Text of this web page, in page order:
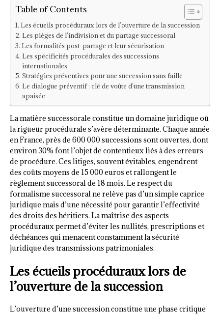
Table of Contents
Les écueils procéduraux lors de l’ouverture de la succession
Les pièges de l’indivision et du partage successoral
Les formalités post-partage et leur sécurisation
Les spécificités procédurales des successions
internationales
Stratégies préventives pour une succession sans faille
Le dialogue préventif : clé de voûte d’une transmission
apaisée
La matière successorale constitue un domaine juridique où
la rigueur procédurale s’avère déterminante. Chaque année
en France, près de 600 000 successions sont ouvertes, dont
environ 30% font l’objet de contentieux liés à des erreurs
de procédure. Ces litiges, souvent évitables, engendrent
des coûts moyens de 15 000 euros et rallongent le
règlement successoral de 18 mois. Le respect du
formalisme successoral ne relève pas d’un simple caprice
juridique mais d’une nécessité pour garantir l’effectivité
des droits des héritiers. La maîtrise des aspects
procéduraux permet d’éviter les nullités, prescriptions et
déchéances qui menacent constamment la sécurité
juridique des transmissions patrimoniales.
Les écueils procéduraux lors de
l’ouverture de la succession
L’ouverture d’une succession constitue une phase critique